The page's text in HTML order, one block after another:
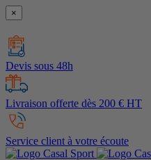
×
Devis sous 48h
Livraison offerte dès 200 € HT
Service client à votre écoute